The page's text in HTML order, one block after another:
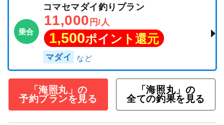
乗合
コマセマダイ釣りプラン
11,000 円/人
1,500ポイント還元
マダイ
「海照丸」の
予約プランを見る
「海照丸」の
全ての釣果を見る